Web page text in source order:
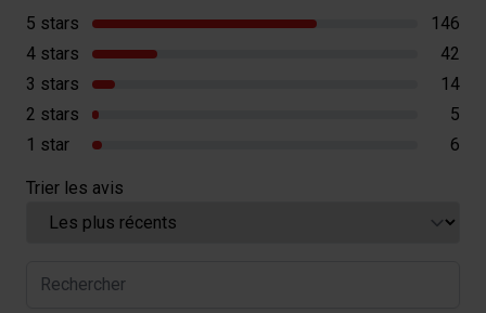
5 stars
146
4 stars
42
3 stars
14
2 stars
5
1 star
6
Trier les avis